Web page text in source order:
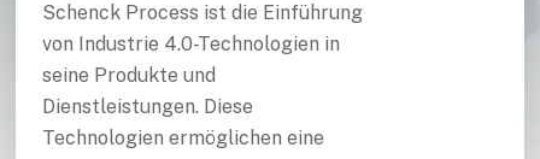
Schenck Process ist die Einführung
von Industrie 4.0-Technologien in
seine Produkte und
Dienstleistungen. Diese
Technologien ermöglichen eine